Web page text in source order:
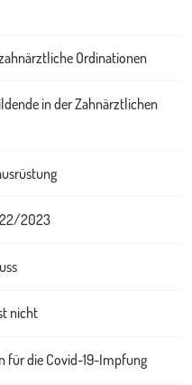
Ordinationen
in der Zahnärztlichen
2023
nicht
für die Covid-19-Impfung